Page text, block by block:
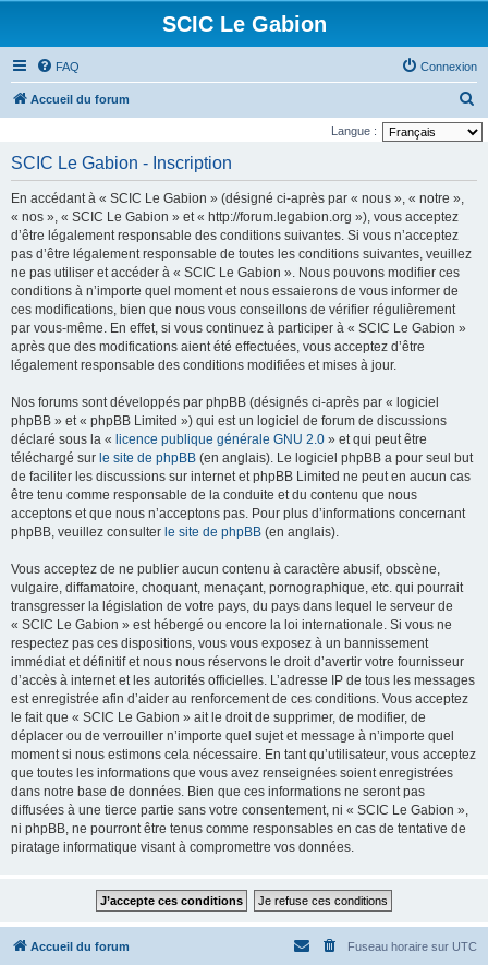
SCIC Le Gabion
FAQ Connexion
Accueil du forum
e
Langue :
SCIC Le Gabion - Inscription
En accédant à « SCIC Le Gabion » (désigné ci-après par « nous », « notre »,
« nos », « SCIC Le Gabion » et « http://forum.legabion.org »), vous acceptez
d’être légalement responsable des conditions suivantes. Si vous n’acceptez
pas d’être légalement responsable de toutes les conditions suivantes, veuillez
ne pas utiliser et accéder à « SCIC Le Gabion ». Nous pouvons modifier ces
conditions à n’importe quel moment et nous essaierons de vous informer de
ces modifications, bien que nous vous conseillons de vérifier régulièrement
par vous-même. En effet, si vous continuez à participer à « SCIC Le Gabion »
après que des modifications aient été effectuées, vous acceptez d’être
légalement responsable des conditions modifiées et mises à jour.
Nos forums sont développés par phpBB (désignés ci-après par « logiciel
phpBB » et « phpBB Limited ») qui est un logiciel de forum de discussions
déclaré sous la « licence publique générale GNU 2.0 » et qui peut être
téléchargé sur le site de phpBB (en anglais). Le logiciel phpBB a pour seul but
de faciliter les discussions sur internet et phpBB Limited ne peut en aucun cas
être tenu comme responsable de la conduite et du contenu que nous
acceptons et que nous n’acceptons pas. Pour plus d’informations concernant
phpBB, veuillez consulter le site de phpBB (en anglais).
Vous acceptez de ne publier aucun contenu à caractère abusif, obscène,
vulgaire, diffamatoire, choquant, menaçant, pornographique, etc. qui pourrait
transgresser la législation de votre pays, du pays dans lequel le serveur de
« SCIC Le Gabion » est hébergé ou encore la loi internationale. Si vous ne
respectez pas ces dispositions, vous vous exposez à un bannissement
immédiat et définitif et nous nous réservons le droit d’avertir votre fournisseur
d’accès à internet et les autorités officielles. L’adresse IP de tous les messages
est enregistrée afin d’aider au renforcement de ces conditions. Vous acceptez
le fait que « SCIC Le Gabion » ait le droit de supprimer, de modifier, de
déplacer ou de verrouiller n’importe quel sujet et message à n’importe quel
moment si nous estimons cela nécessaire. En tant qu’utilisateur, vous acceptez
que toutes les informations que vous avez renseignées soient enregistrées
dans notre base de données. Bien que ces informations ne seront pas
diffusées à une tierce partie sans votre consentement, ni « SCIC Le Gabion »,
ni phpBB, ne pourront être tenus comme responsables en cas de tentative de
piratage informatique visant à compromettre vos données.
Accueil du forum Fuseau horaire sur UTC